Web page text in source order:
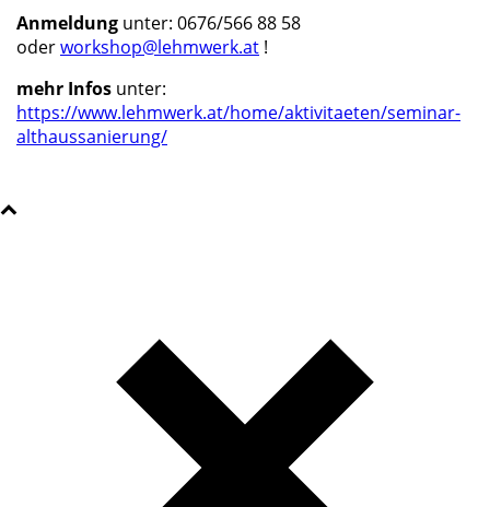
Anmeldung unter: 0676/566 88 58
oderworkshop@lehmwerk.at !
mehr Infos unter:
https://www.lehmwerk.at/home/aktivitaeten/seminar-
althaussanierung/